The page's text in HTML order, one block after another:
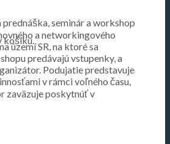
košíku.
seminár a workshop
a networkingového
území SR, na ktoré sa
predávajú vstupenky, a
Podujatie predstavuje
v rámci voľného času,
zaväzuje poskytnúť v